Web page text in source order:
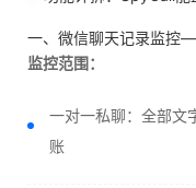
一、微信聊天记录监控
监控范围：
一对一私聊：全部文
账